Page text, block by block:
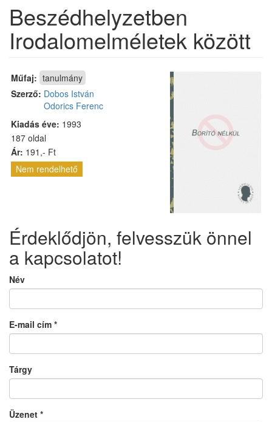
Beszédhelyzetben
Irodalomelméletek között
Műfaj: tanulmány
Szerző: Dobos István
Odorics Ferenc
Kiadás éve: 1993
187 oldal
Ár: 191,- Ft
Nem rendelhető
Érdeklődjön, felvesszük önnel
a kapcsolatot!
Név
E-mail cím *
Tárgy
Üzenet *